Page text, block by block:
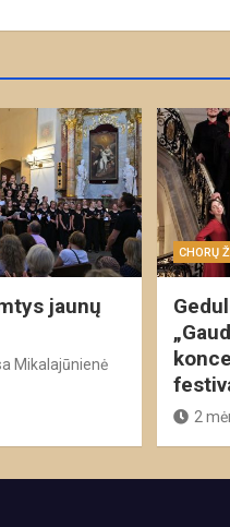
jaunų
Mikalajūnienė
CHORŲ
2